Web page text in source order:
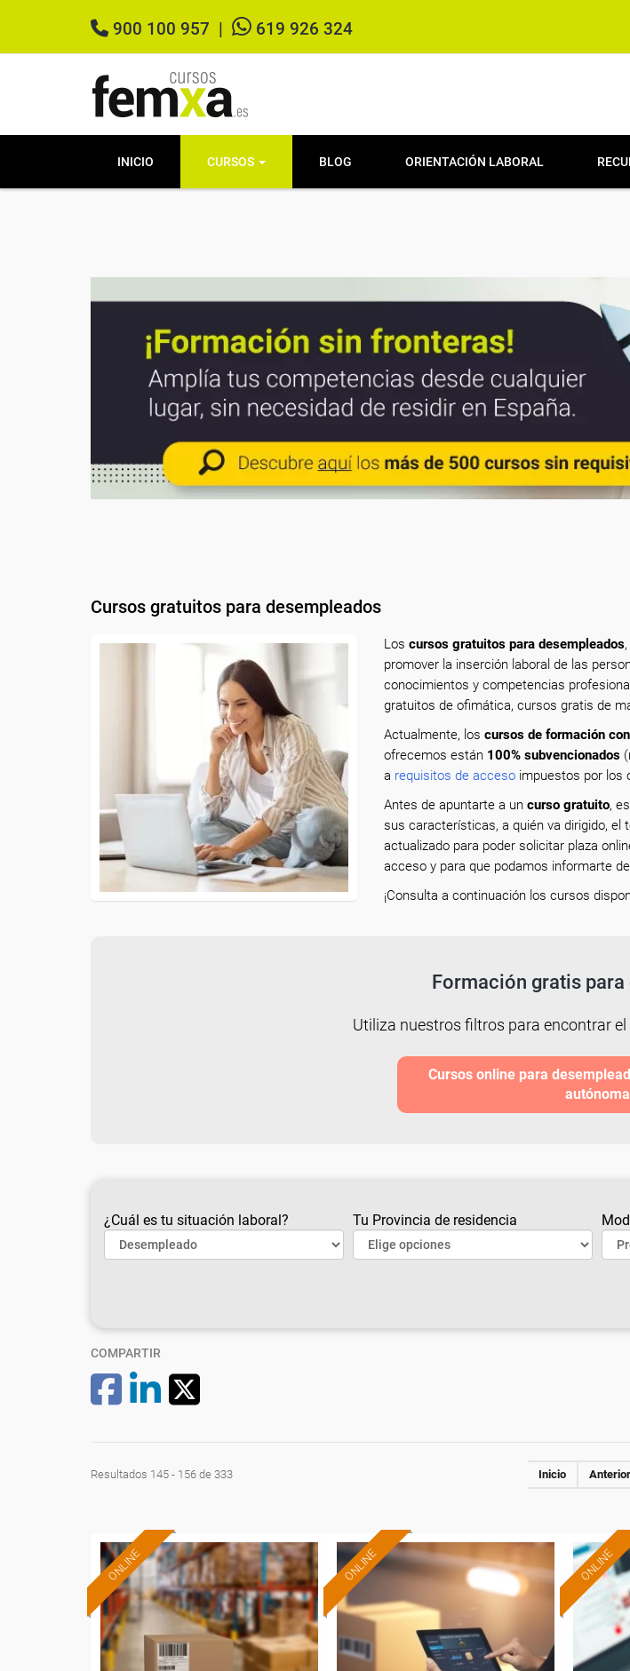
900 100 957 619 926 324
INICIO CURSOS BLOG ORIENTACIÓN LABORAL
Cursos gratuitos para desempleados
Los cursos gratuitos para desempleados
promover la inserción laboral de las
conocimientos y competencias
gratuitos de ofimática, cursos gratis de
Actualmente, los cursos de formación
ofrecemos están 100% subvencionados
a requisitos de acceso impuestos por los
Antes de apuntarte a un curso gratuito,
sus características, a quién va dirigido,
actualizado para poder solicitar plaza
acceso y para que podamos informarte
¡Consulta a continuación los cursos
Formación gratis
Utiliza nuestros filtros para encontrar
Cursos online para
autónoma
¿Cuál es tu situación laboral? Tu Provincia de residencia
COMPARTIR
Resultados 145 - 156 de 333 Inicio Anterior
ONLINE
Formación 100%
subvencionada.
Para desempleados,
trabajadores y autónomos.
ONLINE
Formación 100%
subvencionada.
Para desempleados,
trabajadores y autónomos.
ONLINE